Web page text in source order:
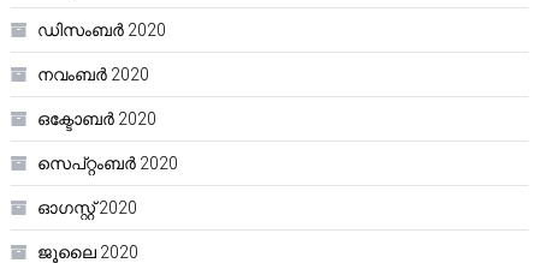
ഡിസംബർ 2020
നവംബർ 2020
ഒക്ടോബർ 2020
സെപ്റ്റംബർ 2020
ഓഗസ്റ്റ്‌ 2020
ജൂലൈ 2020